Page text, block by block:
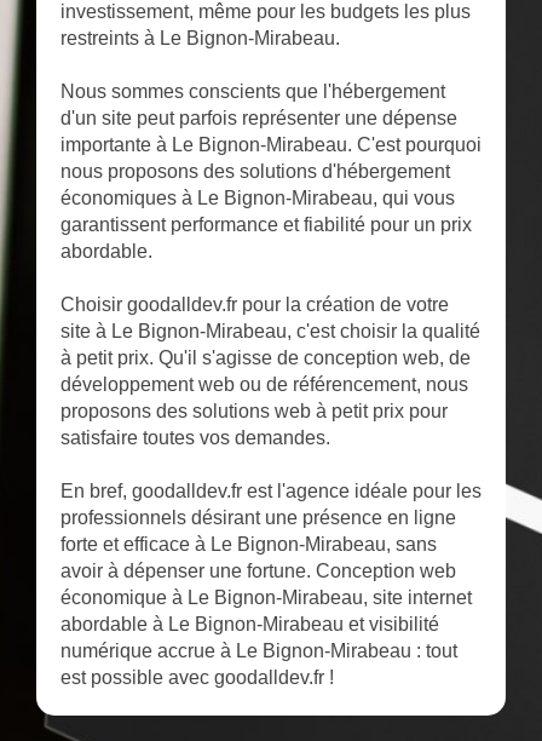
investissement, même pour les budgets les plus
restreints à Le Bignon-Mirabeau.
Nous sommes conscients que l'hébergement
d'un site peut parfois représenter une dépense
importante à Le Bignon-Mirabeau. C'est pourquoi
nous proposons des solutions d'hébergement
économiques à Le Bignon-Mirabeau, qui vous
garantissent performance et fiabilité pour un prix
abordable.
Choisir goodalldev.fr pour la création de votre
site à Le Bignon-Mirabeau, c'est choisir la qualité
à petit prix. Qu'il s'agisse de conception web, de
développement web ou de référencement, nous
proposons des solutions web à petit prix pour
satisfaire toutes vos demandes.
En bref, goodalldev.fr est l'agence idéale pour les
professionnels désirant une présence en ligne
forte et efficace à Le Bignon-Mirabeau, sans
avoir à dépenser une fortune. Conception web
économique à Le Bignon-Mirabeau, site internet
abordable à Le Bignon-Mirabeau et visibilité
numérique accrue à Le Bignon-Mirabeau : tout
est possible avec goodalldev.fr !